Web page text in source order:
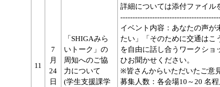
11
7
月
24
日
「SHIGAみら
いトーク」の
周知へのご協
力について
(学生支援課学
詳細については添付ファイル
イベント内容：あなたの声が
たい」「そのために交通はこ
を自由に話し合うワークシ
ひお聞かせください。
※皆さんからいただいたご意
募集人数：各会場10～20 名